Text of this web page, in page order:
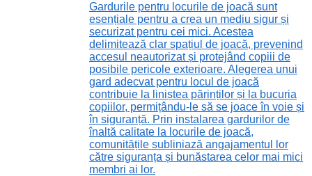
Gardurile pentru locurile de joacă sunt
esențiale pentru a crea un mediu sigur și
securizat pentru cei mici. Acestea
delimitează clar spațiul de joacă, prevenind
accesul neautorizat și protejând copiii de
posibile pericole exterioare. Alegerea unui
gard adecvat pentru locul de joacă
contribuie la liniștea părinților și la bucuria
copiilor, permițându-le să se joace în voie și
în siguranță. Prin instalarea gardurilor de
înaltă calitate la locurile de joacă,
comunitățile subliniază angajamentul lor
către siguranța și bunăstarea celor mai mici
membri ai lor.